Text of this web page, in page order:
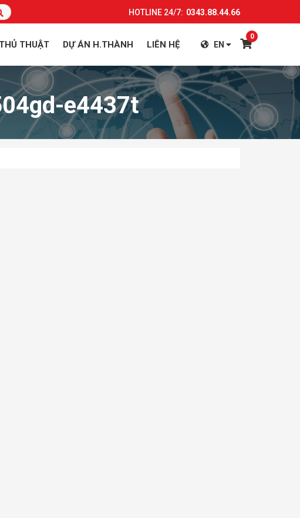
HOTLINE 24/7: 0343.88.44.66
THỦ THUẬT DỰ ÁN H.THÀNH LIÊN HỆ EN
0
e4437t